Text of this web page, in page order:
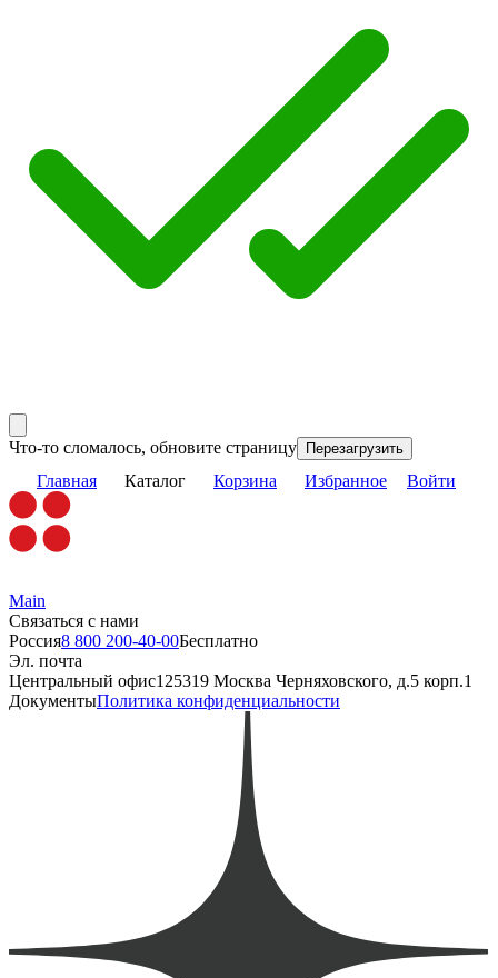
Что-то сломалось, обновите страницу Перезагрузить
Главная Каталог Корзина Избранное Войти
Main
Связаться с нами
Россия8 800 200-40-00Бесплатно
Эл. почта
Центральный офис125319 Москва Черняховского, д.5 корп.1
ДокументыПолитика конфиденциальности